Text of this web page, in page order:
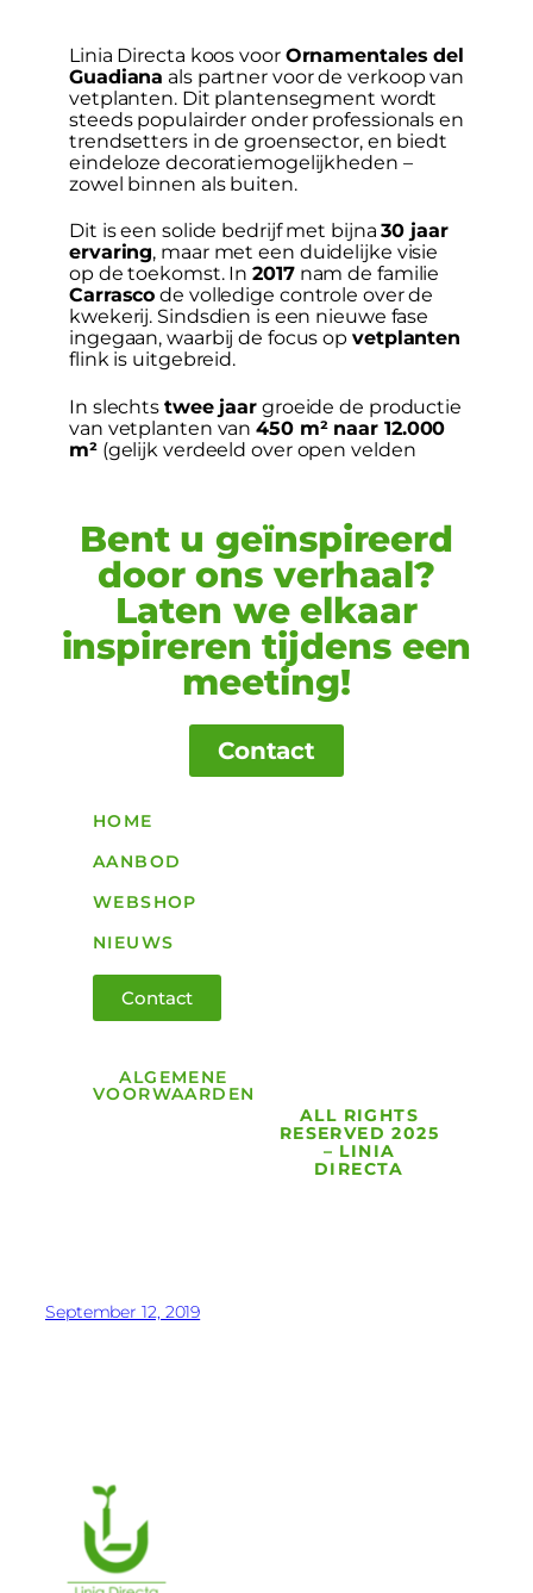
Linia Directa koos voor Ornamentales del
Guadiana als partner voor de verkoop van
vetplanten. Dit plantensegment wordt
steeds populairder onder professionals en
trendsetters in de groensector, en biedt
eindeloze decoratiemogelijkheden –
zowel binnen als buiten.
Dit is een solide bedrijf met bijna30 jaar
ervaring, maar met een duidelijke visie
op de toekomst. In2017nam de familie
Carrasco de volledige controle over de
kwekerij. Sindsdien is een nieuwe fase
ingegaan, waarbij de focus op vetplanten
flink is uitgebreid.
In slechts twee jaar groeide de productie
van vetplanten van450 m² naar 12.000
m²(gelijk verdeeld over open velden
Bent u geïnspireerd
door ons verhaal?
Laten we elkaar
inspireren tijdens een
meeting!
Contact
HOME
AANBOD
WEBSHOP
NIEUWS
Contact
ALGEMENE
VOORWAARDEN
ALL RIGHTS
RESERVED 2025
– LINIA
DIRECTA
September 12, 2019